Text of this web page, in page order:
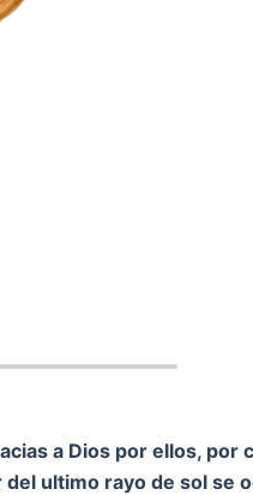
a Dios por ellos,
del ultimo rayo de sol se